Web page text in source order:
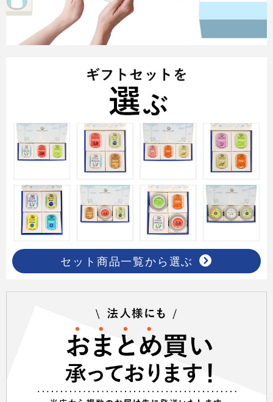
セット商品一覧から選ぶ